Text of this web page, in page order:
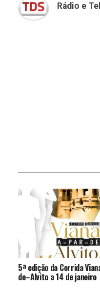
Rádio e
5ª edição da Corrida
de–Alvito a 14 de janeiro